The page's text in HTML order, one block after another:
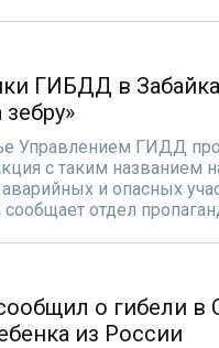
ГИБДД в
зебру»
Управлением ГИДД
с таким названием
и опасных
отдел
о гибели
из России